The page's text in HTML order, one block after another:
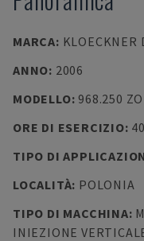
MARCA: KLOECKNER
ANNO: 2006
MODELLO: 968.250 ZO
ORE DI ESERCIZIO:
TIPO DI
LOCALITÀ: POLONIA
TIPO DI MACCHINA:
INIEZIONE